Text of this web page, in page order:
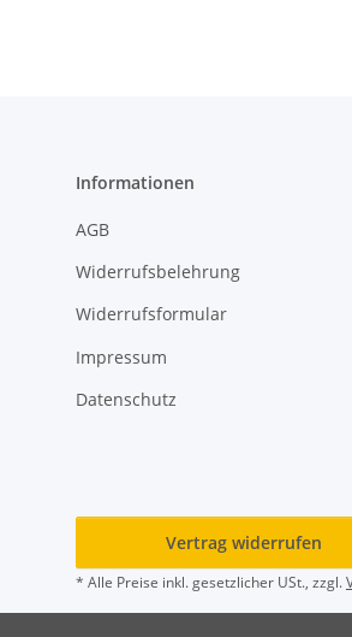
Informationen
AGB
Widerrufsbelehrung
Widerrufsformular
Impressum
Datenschutz
Vertrag widerrufen
* Alle Preise inkl. gesetzlicher USt., zzgl.